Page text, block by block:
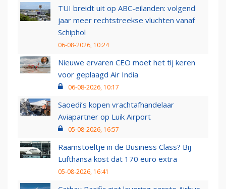
TUI breidt uit op ABC-eilanden: volgend
jaar meer rechtstreekse vluchten vanaf
Schiphol
06-08-2026, 10:24
Nieuwe ervaren CEO moet het tij keren
voor geplaagd Air India
06-08-2026, 10:17
Saoedi’s kopen vrachtafhandelaar
Aviapartner op Luik Airport
05-08-2026, 16:57
Raamstoeltje in de Business Class? Bij
Lufthansa kost dat 170 euro extra
05-08-2026, 16:41